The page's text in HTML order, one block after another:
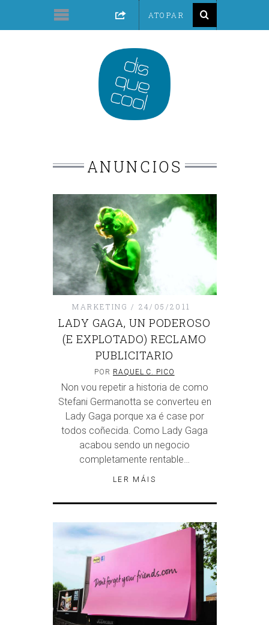
ANUNCIOS
MARKETING 24/05/2011
LADY GAGA, UN PODEROSO
(E EXPLOTADO) RECLAMO
PUBLICITARIO
POR RAQUEL C. PICO
Non vou repetir a historia de como
Stefani Germanotta se converteu en
Lady Gaga porque xa é case por
todos coñecida. Como Lady Gaga
acabou sendo un negocio
completamente rentable…
LER MÁIS